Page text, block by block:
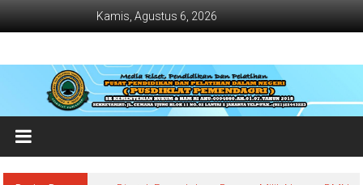
Kamis, Agustus 6, 2026
Jadwal
Bimtek
dan
Diklat